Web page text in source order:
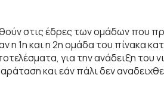
στις έδρες των ομάδων που
η 1η και η 2η ομάδα του πίνακα
για την ανάδειξη του
και εάν πάλι δεν